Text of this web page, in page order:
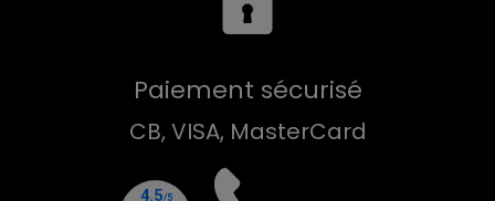
Paiement sécurisé
CB, VISA, MasterCard